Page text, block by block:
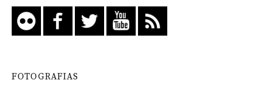
FOTOGRAFIAS